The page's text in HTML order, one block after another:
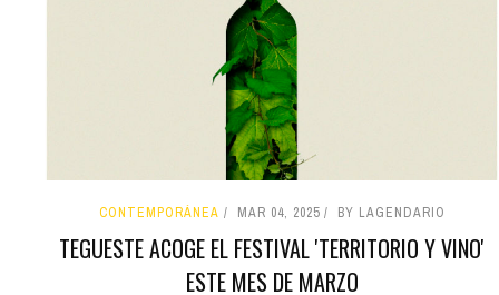
CONTEMPORÁNEA MAR 04, 2025 BY LAGENDARIO
TEGUESTE ACOGE EL FESTIVAL 'TERRITORIO Y VINO'
ESTE MES DE MARZO